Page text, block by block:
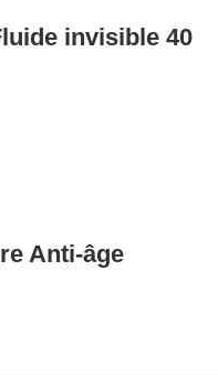
invisible 40
Anti-âge